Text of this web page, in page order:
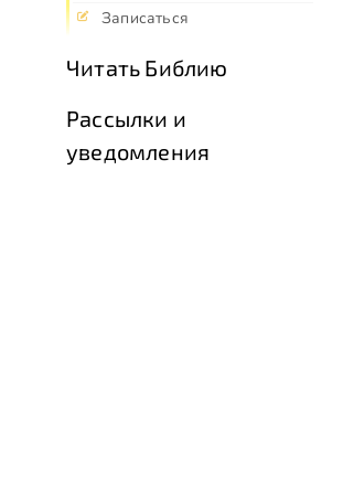
Записаться
Читать Библию
Рассылки и
уведомления